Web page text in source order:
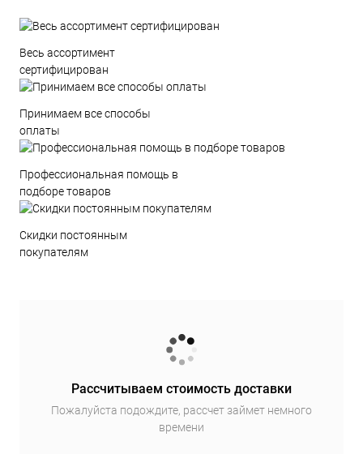
Весь ассортимент
сертифицирован
Принимаем все способы
оплаты
Профессиональная помощь в
подборе товаров
Скидки постоянным
покупателям
Рассчитываем стоимость доставки
Пожалуйста подождите, рассчет займет немного
времени